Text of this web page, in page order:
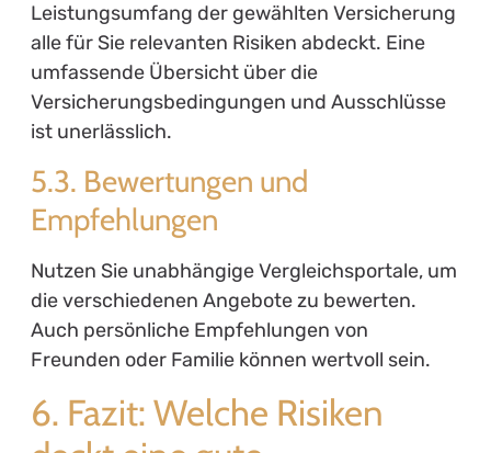
bleiben.
Kostenfrei für dich.
Sichere dir jetzt deine individuelle Beratung.
Vollkommen kostenfrei und persönlich.
Gemeinsam finden wir heraus, welche
Absicherung oder Vorsorgelösung wirklich